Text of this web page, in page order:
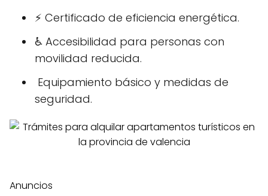
⚡ Certificado de eficiencia energética.
♿ Accesibilidad para personas con
movilidad reducida.
️ Equipamiento básico y medidas de
seguridad.
Anuncios